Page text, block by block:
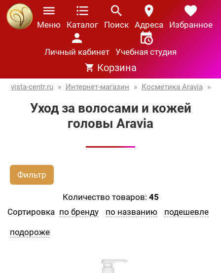
Меню Каталог Поиск Адреса Избранное
Личный кабинет Учебная студия
Корзина
vista-centr.ru » Интернет-магазин » Косметика Aravia »
Уход за волосами и кожей
головы Aravia
Фильтр
Количество товаров: 45
Сортировка по бренду по названию подешевле
подороже